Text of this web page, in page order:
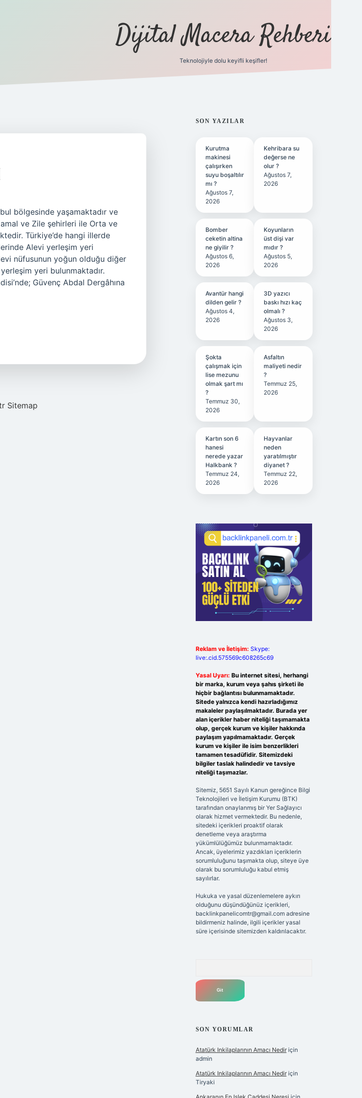
Dijital Macera Rehberi
Teknolojiyle dolu keyifli keşifler!
bölgesinde yaşamaktadır ve
ve Zile şehirleri ile Orta ve
Türkiye’de hangi illerde
Alevi yerleşim yeri
nüfusunun yoğun olduğu diğer
yeri bulunmaktadır.
Güvenç Abdal Dergâhına
Sitemap
SIDEBAR
SON YAZILAR
Kurutma
makinesi
çalışırken
suyu boşaltılır
mı ?
Ağustos 7,
2026
Kehribara su
değerse ne
olur ?
Ağustos 7,
2026
Bomber
ceketin altina
ne giyilir ?
Ağustos 6,
2026
Koyunların
üst dişi var
mıdır ?
Ağustos 5,
2026
Avantür hangi
dilden gelir ?
Ağustos 4,
2026
3D yazıcı
baskı hızı kaç
olmalı ?
Ağustos 3,
2026
Şokta
çalışmak için
lise mezunu
olmak şart mı
?
Temmuz 30,
2026
Asfaltın
maliyeti nedir
?
Temmuz 25,
2026
Kartın son 6
hanesi
nerede yazar
Halkbank ?
Temmuz 24,
2026
Hayvanlar
neden
yaratılmıştır
diyanet ?
Temmuz 22,
2026
Reklam ve İletişim: Skype:
live:.cid.575569c608265c69
Yasal Uyarı: Bu internet sitesi, herhangi
bir marka, kurum veya şahıs şirketi ile
hiçbir bağlantısı bulunmamaktadır.
Sitede yalnızca kendi hazırladığımız
makaleler paylaşılmaktadır. Burada yer
alan içerikler haber niteliği taşımamakta
olup, gerçek kurum ve kişiler hakkında
paylaşım yapılmamaktadır. Gerçek
kurum ve kişiler ile isim benzerlikleri
tamamen tesadüfidir. Sitemizdeki
bilgiler taslak halindedir ve tavsiye
niteliği taşımazlar.
Sitemiz, 5651 Sayılı Kanun gereğince Bilgi
Teknolojileri ve İletişim Kurumu (BTK)
tarafından onaylanmış bir Yer Sağlayıcı
olarak hizmet vermektedir. Bu nedenle,
sitedeki içerikleri proaktif olarak
denetleme veya araştırma
yükümlülüğümüz bulunmamaktadır.
Ancak, üyelerimiz yazdıkları içeriklerin
sorumluluğunu taşımakta olup, siteye üye
olarak bu sorumluluğu kabul etmiş
sayılırlar.
Hukuka ve yasal düzenlemelere aykırı
olduğunu düşündüğünüz içerikleri,
backlinkpanelicomtr@gmail.comadresine
bildirmeniz halinde, ilgili içerikler yasal
süre içerisinde sitemizden kaldırılacaktır.
SON YORUMLAR
Atatürk Inkilaplarının Amacı Nediriçin
admin
Atatürk Inkilaplarının Amacı Nediriçin
Tiryaki